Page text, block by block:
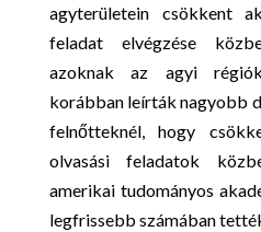
agyterületein csökkent
feladat elvégzése
azoknak az agyi
korábban leírták nagyobb
felnőtteknél, hogy
olvasási feladatok
amerikai tudományos
legfrissebb számában